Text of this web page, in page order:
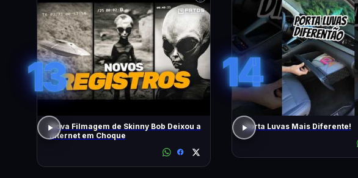
13
Nova Filmagem de Skinny Bob Deixou a
Internet em Choque
14
Porta Luvas Mais Diferente!